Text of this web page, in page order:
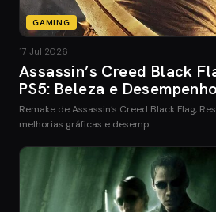
GAMING
17 Jul 2026
Assassin’s Creed Black
PS5: Beleza e
Remake de Assassin’s Creed Black Flag,
melhorias gráficas e desemp…